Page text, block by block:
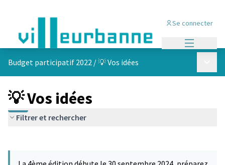
Se connecter
Budget participatif 2022 /💡 Vos idées
💡 Vos idées
Filtrer et rechercher